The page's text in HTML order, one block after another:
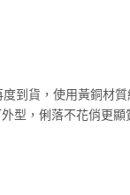
到貨，使用黃銅材
型，俐落不花俏更